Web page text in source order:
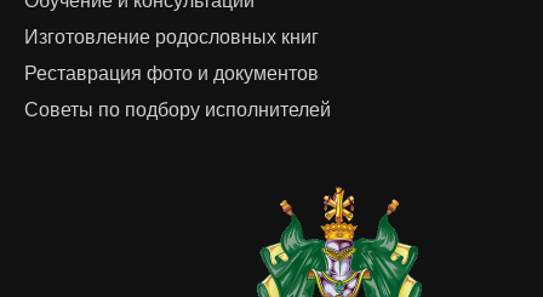
Изготовление родословных книг
Реставрация фото и документов
Советы по подбору исполнителей